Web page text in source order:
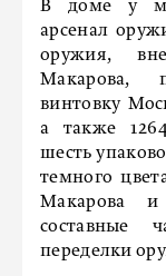
В доме у
арсенал
оружия,
Макарова,
винтовку
а также
шесть
темного
Макарова
составные
переделки